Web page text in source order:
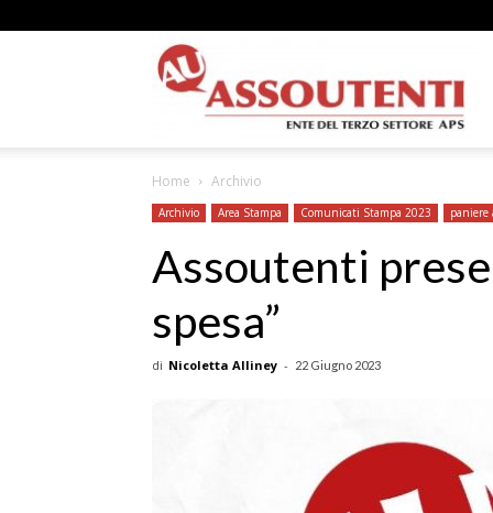
Home Archivio
Archivio Area Stampa Comunicati Stampa 2023
Assoutenti
spesa”
di Nicoletta Alliney - 22 Giugno 2023